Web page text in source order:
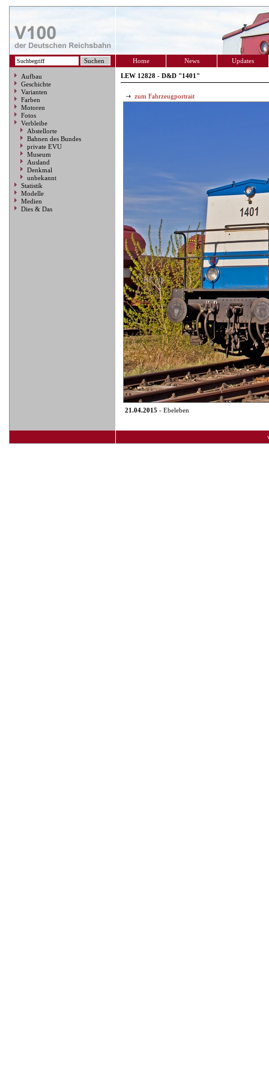
Home News Updates
Aufbau
Geschichte
Varianten
Farben
Motoren
Fotos
Verbleibe
Abstellorte
Bahnen des Bundes
private EVU
Museum
Ausland
Denkmal
unbekannt
Statistik
Modelle
Medien
Dies & Das
LEW 12828 - D&D "1401"
zum Fahrzeugportrait
21.04.2015 - Ebeleben